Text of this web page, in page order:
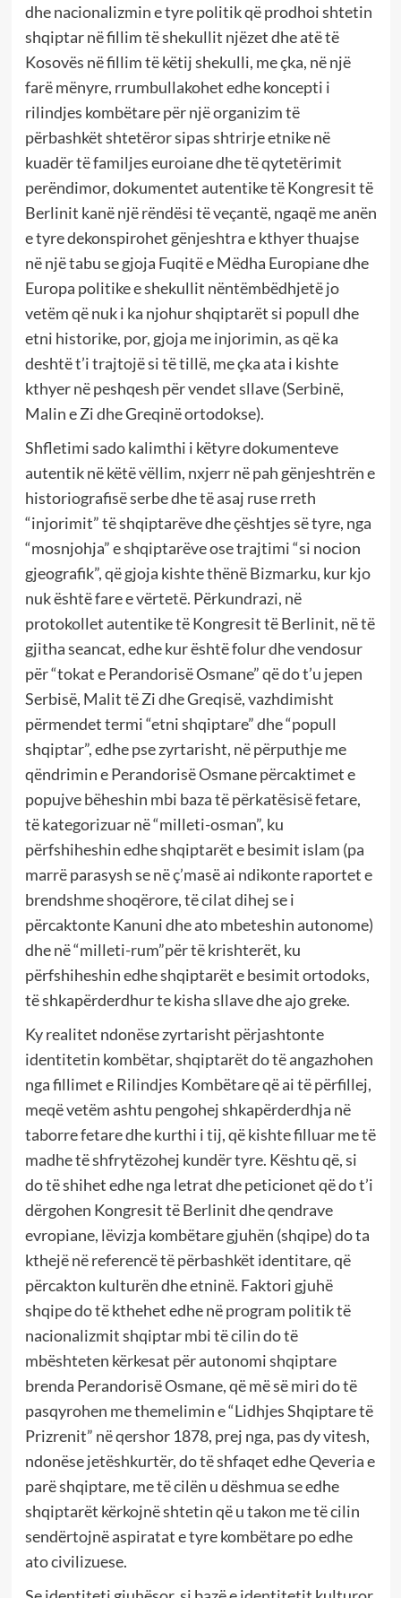
dhe nacionalizmin e tyre politik që prodhoi shtetin
shqiptar në fillim të shekullit njëzet dhe atë të
Kosovës në fillim të këtij shekulli, me çka, në një
farë mënyre, rrumbullakohet edhe koncepti i
rilindjes kombëtare për një organizim të
përbashkët shtetëror sipas shtrirje etnike në
kuadër të familjes euroiane dhe të qytetërimit
perëndimor, dokumentet autentike të Kongresit të
Berlinit kanë një rëndësi të veçantë, ngaqë me anën
e tyre dekonspirohet gënjeshtra e kthyer thuajse
në një tabu se gjoja Fuqitë e Mëdha Europiane dhe
Europa politike e shekullit nëntëmbëdhjetë jo
vetëm që nuk i ka njohur shqiptarët si popull dhe
etni historike, por, gjoja me injorimin, as që ka
deshtë t’i trajtojë si të tillë, me çka ata i kishte
kthyer në peshqesh për vendet sllave (Serbinë,
Malin e Zi dhe Greqinë ortodokse).
Shfletimi sado kalimthi i këtyre dokumenteve
autentik në këtë vëllim, nxjerr në pah gënjeshtrën e
historiografisë serbe dhe të asaj ruse rreth
“injorimit” të shqiptarëve dhe çështjes së tyre, nga
“mosnjohja” e shqiptarëve ose trajtimi “si nocion
gjeografik”, që gjoja kishte thënë Bizmarku, kur kjo
nuk është fare e vërtetë. Përkundrazi, në
protokollet autentike të Kongresit të Berlinit, në të
gjitha seancat, edhe kur është folur dhe vendosur
për “tokat e Perandorisë Osmane” që do t’u jepen
Serbisë, Malit të Zi dhe Greqisë, vazhdimisht
përmendet termi “etni shqiptare” dhe “popull
shqiptar”, edhe pse zyrtarisht, në përputhje me
qëndrimin e Perandorisë Osmane përcaktimet e
popujve bëheshin mbi baza të përkatësisë fetare,
të kategorizuar në “milleti-osman”, ku
përfshiheshin edhe shqiptarët e besimit islam (pa
marrë parasysh se në ç’masë ai ndikonte raportet e
brendshme shoqërore, të cilat dihej se i
përcaktonte Kanuni dhe ato mbeteshin autonome)
dhe në “milleti-rum”për të krishterët, ku
përfshiheshin edhe shqiptarët e besimit ortodoks,
të shkapërderdhur te kisha sllave dhe ajo greke.
Ky realitet ndonëse zyrtarisht përjashtonte
identitetin kombëtar, shqiptarët do të angazhohen
nga fillimet e Rilindjes Kombëtare që ai të përfillej,
meqë vetëm ashtu pengohej shkapërderdhja në
taborre fetare dhe kurthi i tij, që kishte filluar me të
madhe të shfrytëzohej kundër tyre. Kështu që, si
do të shihet edhe nga letrat dhe peticionet që do t’i
dërgohen Kongresit të Berlinit dhe qendrave
evropiane, lëvizja kombëtare gjuhën (shqipe) do ta
kthejë në referencë të përbashkët identitare, që
përcakton kulturën dhe etninë. Faktori gjuhë
shqipe do të kthehet edhe në program politik të
nacionalizmit shqiptar mbi të cilin do të
mbështeten kërkesat për autonomi shqiptare
brenda Perandorisë Osmane, që më së miri do të
pasqyrohen me themelimin e “Lidhjes Shqiptare të
Prizrenit” në qershor 1878, prej nga, pas dy vitesh,
ndonëse jetëshkurtër, do të shfaqet edhe Qeveria e
parë shqiptare, me të cilën u dëshmua se edhe
shqiptarët kërkojnë shtetin që u takon me të cilin
sendërtojnë aspiratat e tyre kombëtare po edhe
ato civilizuese.